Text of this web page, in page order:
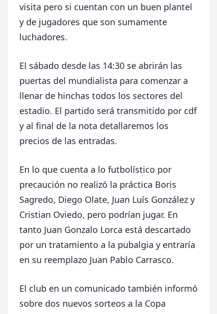
visita pero si cuentan con un buen plantel
y de jugadores que son sumamente
luchadores.
El sábado desde las 14:30 se abrirán las
puertas del mundialista para comenzar a
llenar de hinchas todos los sectores del
estadio. El partido será transmitido por cdf
y al final de la nota detallaremos los
precios de las entradas.
En lo que cuenta a lo futbolístico por
precaución no realizó la práctica Boris
Sagredo, Diego Olate, Juan Luís González y
Cristian Oviedo, pero podrían jugar. En
tanto Juan Gonzalo Lorca está descartado
por un tratamiento a la pubalgia y entraría
en su reemplazo Juan Pablo Carrasco.
El club en un comunicado también informó
sobre dos nuevos sorteos a la Copa